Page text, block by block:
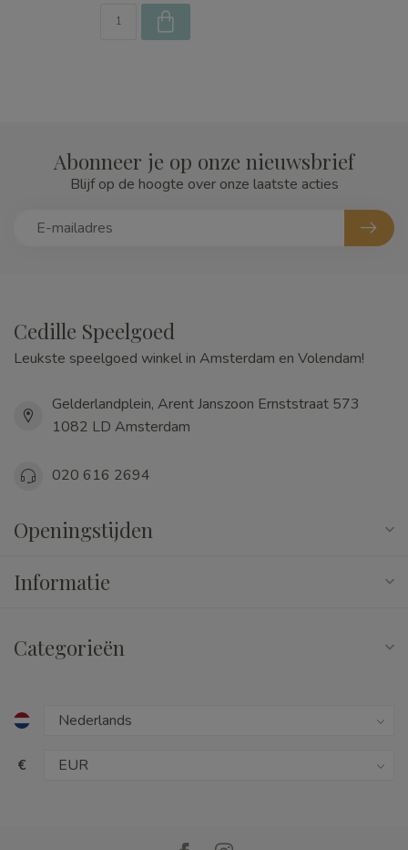
Abonneer je op onze nieuwsbrief
Blijf op de hoogte over onze laatste acties
Cedille Speelgoed
Leukste speelgoed winkel in Amsterdam en Volendam!
Gelderlandplein, Arent Janszoon Ernststraat 573
1082 LD Amsterdam
020 616 2694
Openingstijden
Informatie
Categorieën
€